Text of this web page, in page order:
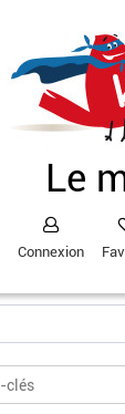
Le
Connexion